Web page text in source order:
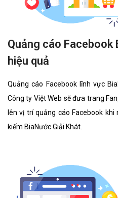
Quảng cáo Facebook
hiệu quả
Quảng cáo Facebook lĩnh vực
Công ty Việt Web sẽ đưa trang
lên vị trí quảng cáo Facebook
kiếm BiaNước Giải Khát.